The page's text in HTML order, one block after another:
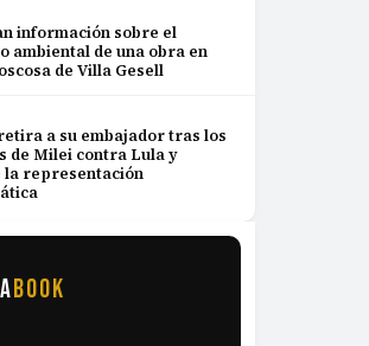
información sobre el
ambiental de una obra en
de Villa Gesell
a su embajador tras los
de Milei contra Lula y
la representación
BOOK